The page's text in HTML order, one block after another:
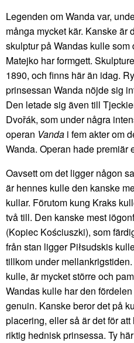
Legenden om Wanda var,
många mycket kär. Kanske är
skulptur på Wandas kulle
Matejko har formgett.
1890, och finns här än idag.
prinsessan Wanda nöjde sig
Den letade sig även till
Dvořák, som under några
operan Vanda i fem akter om
Wanda. Operan hade premiär
Oavsett om det ligger någon
är hennes kulle den kanske
kullar. Förutom kung Kraks
två till. Den kanske mest
(Kopiec Kościuszki), som
från stan ligger Piłsudskis
tillkom under
kulle, är mycket större och
Wandas kulle har den
genuin. Kanske beror det på
placering, eller så är det för
riktig hednisk prinsessa. Ty